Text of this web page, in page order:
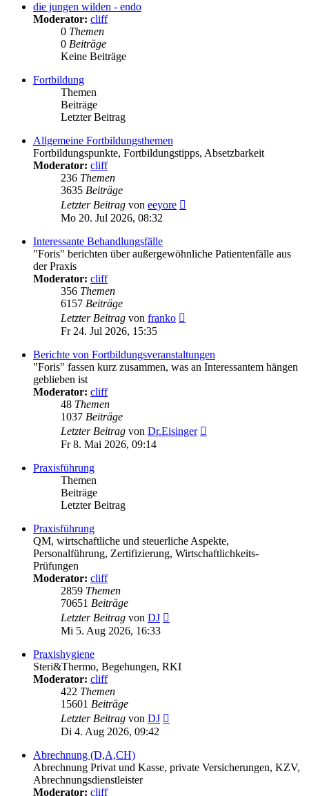
die jungen wilden - endo
Moderator: cliff
0 Themen
0 Beiträge
Keine Beiträge
Fortbildung
Themen
Beiträge
Letzter Beitrag
Allgemeine Fortbildungsthemen
Fortbildungspunkte, Fortbildungstipps, Absetzbarkeit
Moderator: cliff
236 Themen
3635 Beiträge
Letzter Beitrag von eeyore
Mo 20. Jul 2026, 08:32
Interessante Behandlungsfälle
"Foris" berichten über außergewöhnliche Patientenfälle aus
der Praxis
Moderator: cliff
356 Themen
6157 Beiträge
Letzter Beitrag von franko
Fr 24. Jul 2026, 15:35
Berichte von Fortbildungsveranstaltungen
"Foris" fassen kurz zusammen, was an Interessantem hängen
geblieben ist
Moderator: cliff
48 Themen
1037 Beiträge
Letzter Beitrag von Dr.Eisinger
Fr 8. Mai 2026, 09:14
Praxisführung
Themen
Beiträge
Letzter Beitrag
Praxisführung
QM, wirtschaftliche und steuerliche Aspekte,
Personalführung, Zertifizierung, Wirtschaftlichkeits-
Prüfungen
Moderator: cliff
2859 Themen
70651 Beiträge
Letzter Beitrag von DJ
Mi 5. Aug 2026, 16:33
Praxishygiene
Steri&Thermo, Begehungen, RKI
Moderator: cliff
422 Themen
15601 Beiträge
Letzter Beitrag von DJ
Di 4. Aug 2026, 09:42
Abrechnung (D,A,CH)
Abrechnung Privat und Kasse, private Versicherungen, KZV,
Abrechnungsdienstleister
Moderator: cliff